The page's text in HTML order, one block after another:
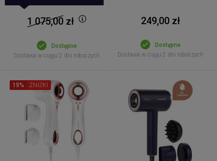
1 075,00zł
Dostępne
Dostawa w ciągu 2 dni roboczych
249,00 zł
Dostępne
Dostawa w ciągu 2 dni roboczych
15% ZNIŻKI